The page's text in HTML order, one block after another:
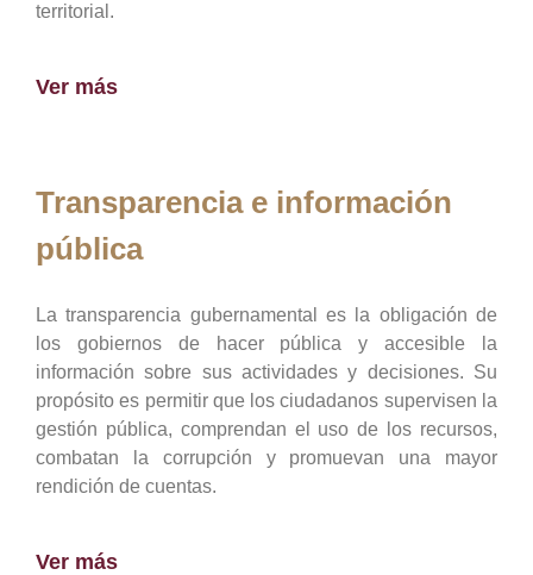
territorial.
Ver más
Transparencia e información
pública
La transparencia gubernamental es la obligación de
los gobiernos de hacer pública y accesible la
información sobre sus actividades y decisiones. Su
propósito es permitir que los ciudadanos supervisen la
gestión pública, comprendan el uso de los recursos,
combatan la corrupción y promuevan una mayor
rendición de cuentas.
Ver más